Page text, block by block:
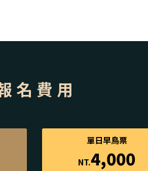
名 費 用
單日早鳥票
NT.4,000